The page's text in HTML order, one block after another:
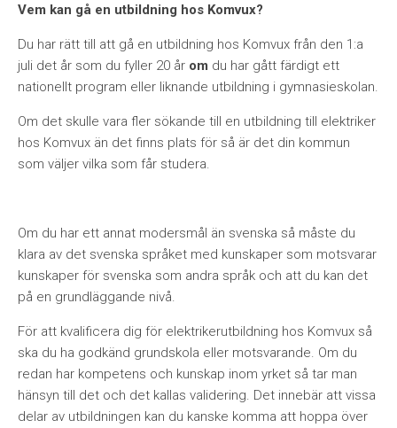
Vem kan gå en utbildning hos Komvux?
Du har rätt till att gå en utbildning hos Komvux från den 1:a
juli det år som du fyller 20 år om du har gått färdigt ett
nationellt program eller liknande utbildning i gymnasieskolan.
Om det skulle vara fler sökande till en utbildning till elektriker
hos Komvux än det finns plats för så är det din kommun
som väljer vilka som får studera.
Om du har ett annat modersmål än svenska så måste du
klara av det svenska språket med kunskaper som motsvarar
kunskaper för svenska som andra språk och att du kan det
på en grundläggande nivå.
För att kvalificera dig för elektrikerutbildning hos Komvux så
ska du ha godkänd grundskola eller motsvarande. Om du
redan har kompetens och kunskap inom yrket så tar man
hänsyn till det och det kallas validering. Det innebär att vissa
delar av utbildningen kan du kanske komma att hoppa över